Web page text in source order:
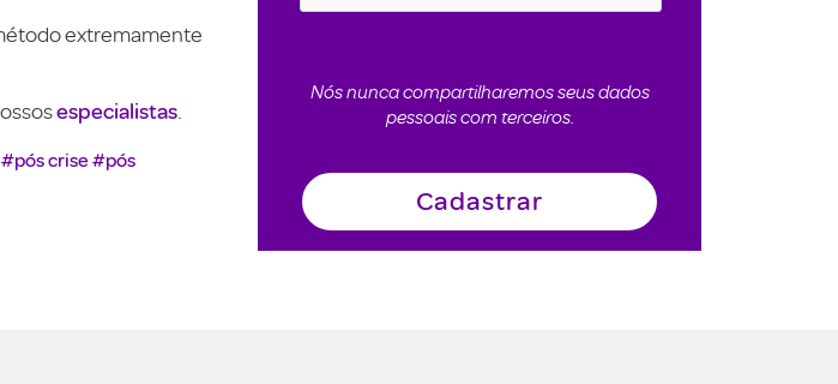
extremamente
especialistas.
#pós crise#pós
Nós nunca compartilharemos seus dados
pessoais com terceiros.